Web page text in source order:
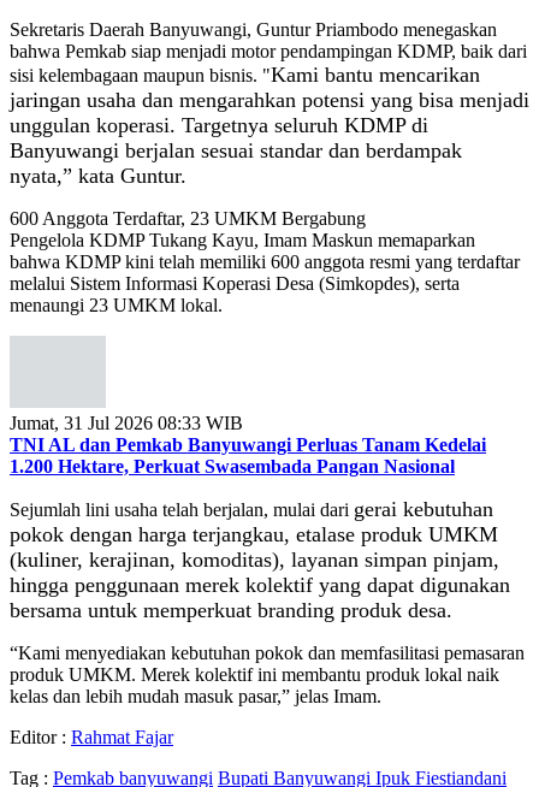
Sekretaris Daerah Banyuwangi, Guntur Priambodo menegaskan
bahwa Pemkab siap menjadi motor pendampingan KDMP, baik dari
sisi kelembagaan maupun bisnis. "Kami bantu mencarikan
jaringan usaha dan mengarahkan potensi yang bisa menjadi
unggulan koperasi. Targetnya seluruh KDMP di
Banyuwangi berjalan sesuai standar dan berdampak
nyata,” kata Guntur.
600 Anggota Terdaftar, 23 UMKM Bergabung
Pengelola KDMP Tukang Kayu, Imam Maskun memaparkan
bahwa KDMP kini telah memiliki 600 anggota resmi yang terdaftar
melalui Sistem Informasi Koperasi Desa (Simkopdes), serta
menaungi 23 UMKM lokal.
Jumat, 31 Jul 2026 08:33 WIB
TNI AL dan Pemkab Banyuwangi Perluas Tanam Kedelai
1.200 Hektare, Perkuat Swasembada Pangan Nasional
Sejumlah lini usaha telah berjalan, mulai dari gerai kebutuhan
pokok dengan harga terjangkau, etalase produk UMKM
(kuliner, kerajinan, komoditas), layanan simpan pinjam,
hingga penggunaan merek kolektif yang dapat digunakan
bersama untuk memperkuat branding produk desa.
“Kami menyediakan kebutuhan pokok dan memfasilitasi pemasaran
produk UMKM. Merek kolektif ini membantu produk lokal naik
kelas dan lebih mudah masuk pasar,” jelas Imam.
Editor : Rahmat Fajar
Tag : Pemkab banyuwangi Bupati Banyuwangi Ipuk Fiestiandani